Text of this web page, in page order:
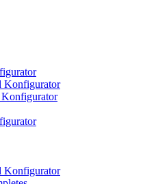
Konfigurator
Konfigurator